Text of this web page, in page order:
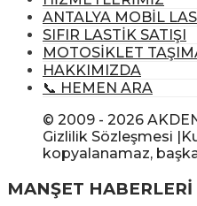
ANTALYA MOBİL
SIFIR LASTİK SATIŞI
MOTOSİKLET
HAKKIMIZDA
📞 HEMEN ARA
© 2009 - 2026
Gizlilik Sözleşmesi
kopyalanamaz,
MANŞET HABERLERİ